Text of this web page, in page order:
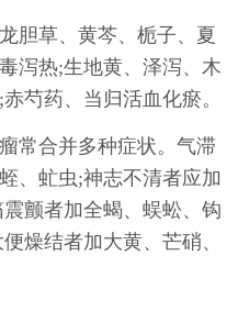
草、黄芩、栀子、夏
泻热;生地黄、泽泻、木
芍药、当归活血化瘀。
合并多种症状。气滞
、虻虫;神志不清者应加
颤者加全蝎、蜈蚣、钩
燥结者加大黄、芒硝、